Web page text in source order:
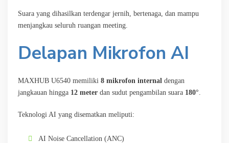
Suara yang dihasilkan terdengar jernih, bertenaga, dan mampu
menjangkau seluruh ruangan meeting.
Delapan Mikrofon AI
MAXHUB U6540 memiliki 8 mikrofon internal dengan
jangkauan hingga 12 meter dan sudut pengambilan suara 180°
Teknologi AI yang disematkan meliputi:
AI Noise Cancellation (ANC)